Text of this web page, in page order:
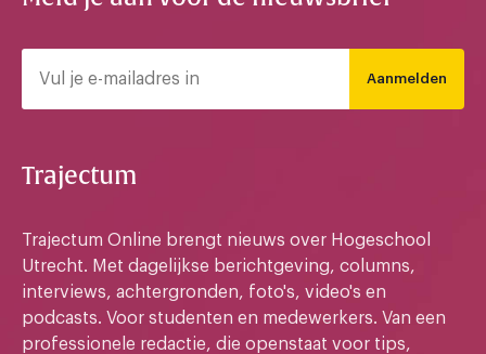
Aanmelden
Trajectum
Trajectum Online brengt nieuws over Hogeschool
Utrecht. Met dagelijkse berichtgeving, columns,
interviews, achtergronden, foto's, video's en
podcasts. Voor studenten en medewerkers. Van een
professionele redactie, die openstaat voor tips,